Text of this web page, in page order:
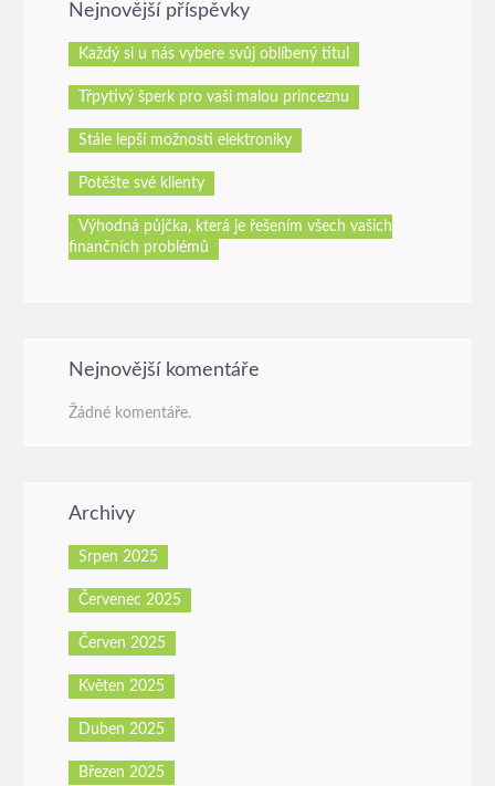
Nejnovější příspěvky
Každý si u nás vybere svůj oblíbený titul
Třpytivý šperk pro vaši malou princeznu
Stále lepší možnosti elektroniky
Potěšte své klienty
Výhodná půjčka, která je řešením všech vašich
finančních problémů
Nejnovější komentáře
Žádné komentáře.
Archivy
Srpen 2025
Červenec 2025
Červen 2025
Květen 2025
Duben 2025
Březen 2025